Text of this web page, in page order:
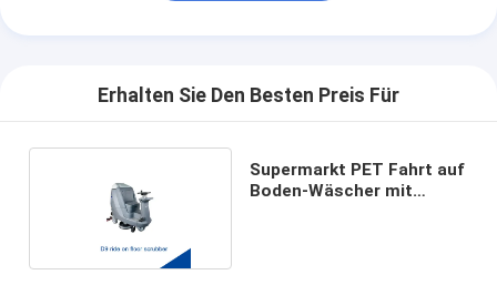
Erhalten Sie Den Besten Preis Für
Supermarkt PET Fahrt auf
Boden-Wäscher mit